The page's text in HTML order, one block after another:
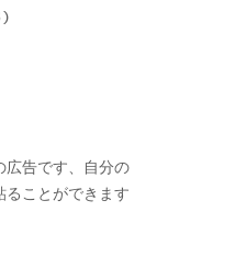
広告です、自分の
ることができます